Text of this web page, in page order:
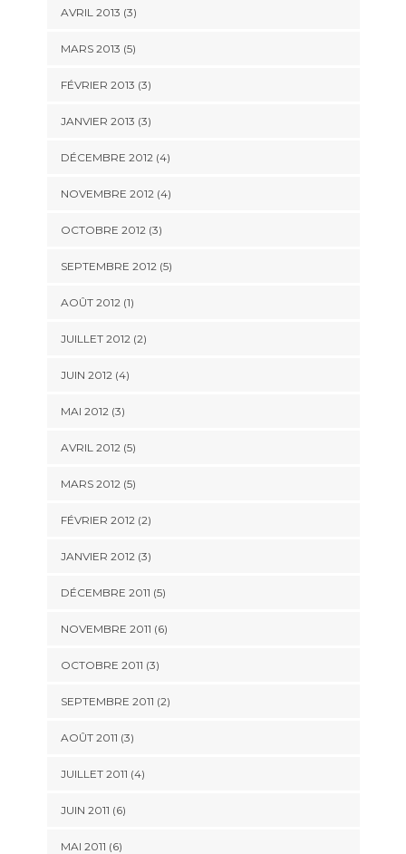
AVRIL 2013 (3)
MARS 2013 (5)
FÉVRIER 2013 (3)
JANVIER 2013 (3)
DÉCEMBRE 2012(4)
NOVEMBRE 2012(4)
OCTOBRE 2012(3)
SEPTEMBRE 2012(5)
AOÛT 2012(1)
JUILLET 2012(2)
JUIN 2012(4)
MAI 2012(3)
AVRIL 2012(5)
MARS 2012(5)
FÉVRIER 2012(2)
JANVIER 2012(3)
DÉCEMBRE 2011 (5)
NOVEMBRE 2011 (6)
OCTOBRE 2011 (3)
SEPTEMBRE 2011 (2)
AOÛT 2011 (3)
JUILLET 2011 (4)
JUIN 2011 (6)
MAI 2011 (6)